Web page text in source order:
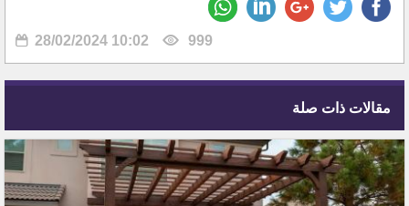
28/02/2024 10:02 999
مقالات ذات صلة